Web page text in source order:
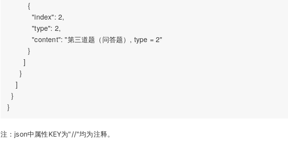
          {
            "index": 2,
            "type": 2,
            "content": "第三道题（问答题）, type = 2"
          }
        ]
      }
    ]
  }
注：json中属性KEY为"//"均为注释。